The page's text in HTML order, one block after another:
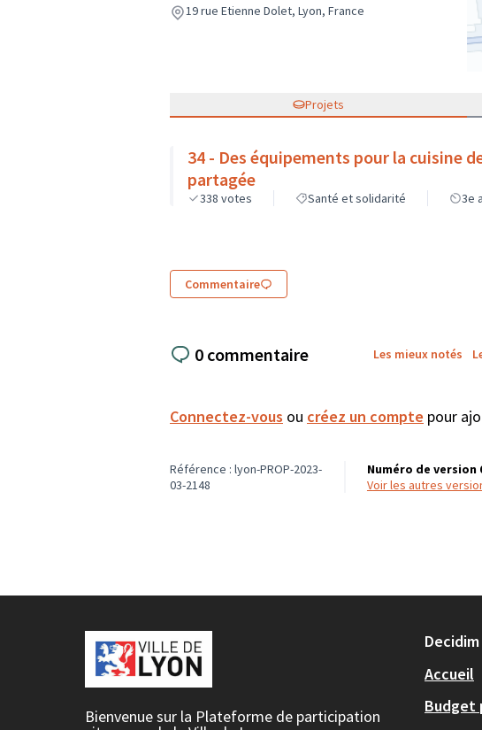
19 rue Etienne Dolet, Lyon, France
Projets
34 - Des équipements pour la cuisine
partagée
338 votes Santé et solidarité 3e
Commentaire
0 commentaire Les mieux notés
Connectez-vous ou créez un compte pour
Référence : lyon-PROP-2023-
03-2148
Numéro de version
voir les autres
Bienvenue sur la Plateforme de participation
Decidim
Accueil